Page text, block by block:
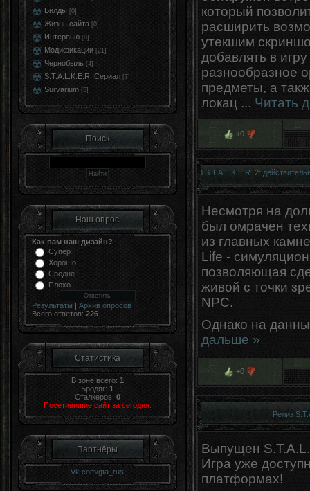
Билды [0]
Жизнь сайта [0]
Интервью [8]
Модификации [21]
Чернобыль [4]
S.T.A.L.K.E.R. Сериал [7]
Survarium [5]
Поиск
Наш опрос
Как вам наш дизайн?
Супер
Хорошо
Средне
Плохо
Результаты | Архив опросов
Всего ответов: 226
Статистика
В зоне всего: 1
Бродяг: 1
Сталкеров: 0
Посетивишие сайт за сегодня:
Партнёры
Vk.com/gta_rus
который
расширить
утекшим
добавлять в
разнообразное
предметы, а
локац ... Читать
+0
В S.T.A.L.K.E.R. 2:
Несмотря на
был омрачен
из главных
Life -
позволяющая
живой с точки
NPC.
Однако на
дальше »
+0
Релиз
Выпущен
Игра уже
платформах!